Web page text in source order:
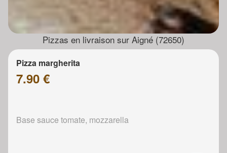
Pizzas en livraison sur Aigné (72650)
Pizza margherita
7.90 €
Base sauce tomate, mozzarella